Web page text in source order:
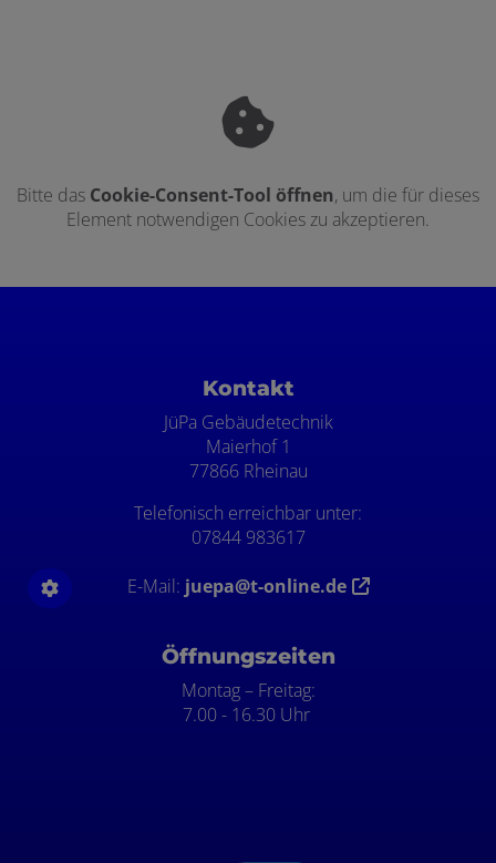
Bitte das Cookie-Consent-Tool öffnen, um die für dieses
Element notwendigen Cookies zu akzeptieren.
Kontakt
JüPa Gebäudetechnik
Maierhof 1
77866 Rheinau
Telefonisch erreichbar unter:
07844 983617
E-Mail: juepa@t-online.de
Öffnungszeiten
Montag – Freitag:
7.00 - 16.30 Uhr